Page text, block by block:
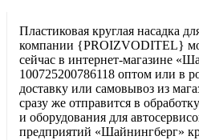
Пластиковая круглая насадка
компании {PROIZVODITEL}
сейчас в интернет-магазине
100725200786118 оптом или в
доставку или самовывоз из
сразу же отправится в
и оборудования для
предприятий «Шайнингберг»